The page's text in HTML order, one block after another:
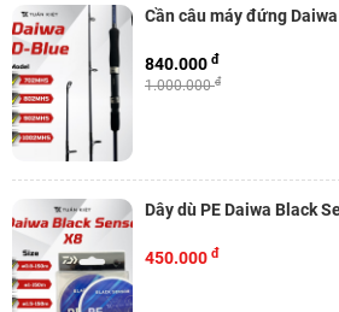
Cần câu máy đứng
1.000.000đ
840.000 đ
Dây dù PE Daiwa Black
450.000 đ